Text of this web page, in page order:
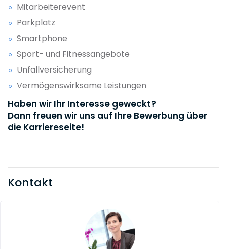
Mitarbeiterevent
Parkplatz
Smartphone
Sport- und Fitnessangebote
Unfallversicherung
Vermögenswirksame Leistungen
Haben wir Ihr Interesse geweckt?
Dann freuen wir uns auf Ihre Bewerbung über
die Karriereseite!
Kontakt